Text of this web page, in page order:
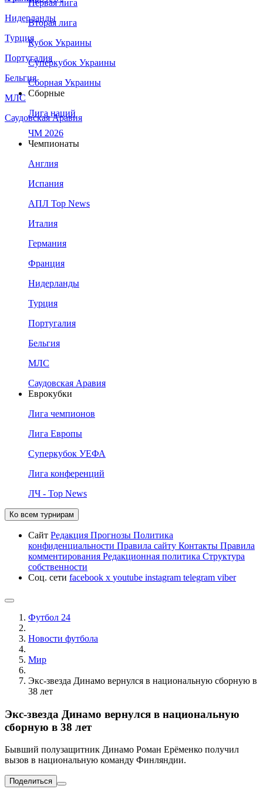
Нидерланды
Турция
Португалия
Бельгия
МЛС
Саудовская Аравия
Первая лига
Вторая лига
Кубок Украины
Суперкубок Украины
Сборная Украины
Сборные
Лига наций
ЧМ 2026
Чемпионаты
Англия
Испания
АПЛ Top News
Италия
Германия
Франция
Нидерланды
Турция
Португалия
Бельгия
МЛС
Саудовская Аравия
Еврокубки
Лига чемпионов
Лига Европы
Суперкубок УЕФА
Лига конференций
ЛЧ - Top News
Ко всем турнирам
Сайт Редакция Прогнозы Политика
конфиденциальности Правила сайту Контакты Правила
комментирования Редакционная политика Структура
собственности
Соц. сети facebook x youtube instagram telegram viber
Футбол 24
Новости футбола
Мир
Экс-звезда Динамо вернулся в национальную сборную в
38 лет
Экс-звезда Динамо вернулся в национальную
сборную в 38 лет
Бывший полузащитник Динамо Роман Ерёменко получил
вызов в национальную команду Финляндии.
Поделиться